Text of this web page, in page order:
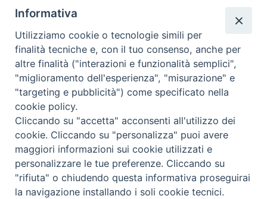
via Bonporti, 20 – 35141 Padova
tel: +39 351 619 2354
e mail:ufficiovocazionipadova@gmail.com
sede: Casa Sant'Andrea
via Valmarana, 20 – 35133 Padova
instagram:@casasantandreapadova
e mail:casasantandreapadova@gmail.com
Copyright© ChiesadiPadova2022 Privacy Policy
Informativa
Utilizziamo cookie o tecnologie simili per
finalità tecniche e, con il tuo consenso, anche per
altre finalità ("interazioni e funzionalità semplici",
"miglioramento dell'esperienza", "misurazione" e
"targeting e pubblicità") come specificato nella
cookie policy.
Cliccando su "accetta" acconsenti all'utilizzo dei
cookie. Cliccando su "personalizza" puoi avere
maggiori informazioni sui cookie utilizzati e
personalizzare le tue preferenze. Cliccando su
"rifiuta" o chiudendo questa informativa proseguirai
la navigazione installando i soli cookie tecnici.